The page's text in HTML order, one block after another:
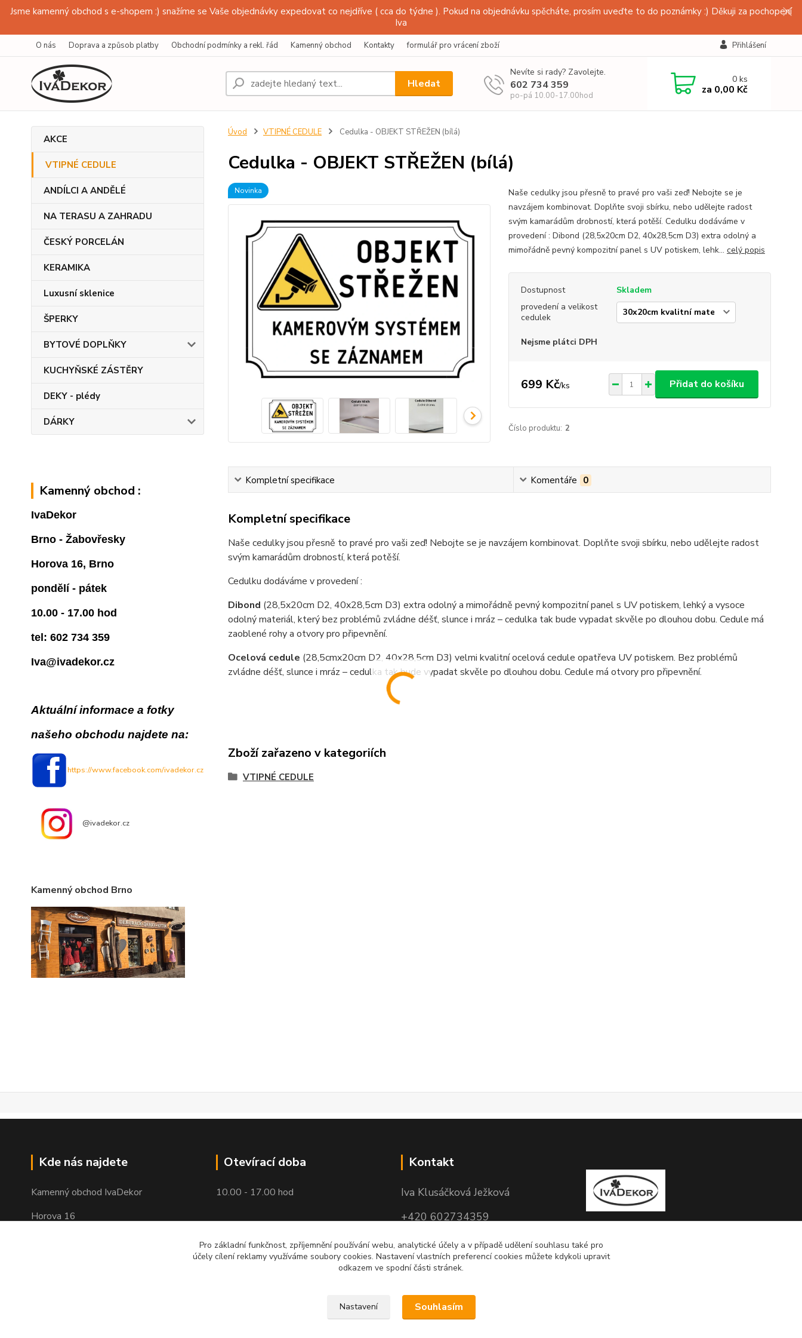
Jsme kamenný obchod s e-shopem :) snažíme se Vaše objednávky expedovat co nejdříve ( cca do týdne ). Pokud na objednávku spěcháte, prosím uveďte to do poznámky :) Děkuji za pochopení
Iva
O nás Doprava a způsob platby Obchodní podmínky a rekl. řád Kamenný obchod Kontakty formulář pro vrácení zboží Přihlášení
Hledat
Nevíte si rady? Zavolejte.
602 734 359
po-pá 10.00-17.00hod
0ks
za 0,00 Kč
AKCE
VTIPNÉ CEDULE
ANDÍLCI A ANDĚLÉ
NA TERASU A ZAHRADU
ČESKÝ PORCELÁN
KERAMIKA
Luxusní sklenice
ŠPERKY
BYTOVÉ DOPLŇKY
KUCHYŇSKÉ ZÁSTĚRY
DEKY - plédy
DÁRKY
Kamenný obchod :
IvaDekor
Brno - Žabovřesky
Horova 16, Brno
pondělí - pátek
10.00 - 17.00 hod
tel: 602 734 359
Iva@ivadekor.cz
Aktuální informace a fotky
našeho obchodu najdete na:
https://www.facebook.com/ivadekor.cz
@ivadekor.cz
Kamenný obchod Brno
Úvod VTIPNÉ CEDULE Cedulka - OBJEKT STŘEŽEN (bílá)
Cedulka - OBJEKT STŘEŽEN (bílá)
Novinka
Naše cedulky jsou přesně to pravé pro vaši zeď! Nebojte se je
navzájem kombinovat. Doplňte svoji sbírku, nebo udělejte radost
svým kamarádům drobností, která potěší. Cedulku dodáváme v
provedení : Dibond (28,5x20cm D2, 40x28,5cm D3) extra odolný a
mimořádně pevný kompozitní panel s UV potiskem, lehk... celý popis
Dostupnost
Skladem
provedení a velikost
cedulek
Nejsme plátci DPH
699 Kč/ks Přidat do košíku
Číslo produktu: 2
Kompletní specifikace Komentáře 0
Kompletní specifikace
Naše cedulky jsou přesně to pravé pro vaši zeď! Nebojte se je navzájem kombinovat. Doplňte svoji sbírku, nebo udělejte radost
svým kamarádům drobností, která potěší.
Cedulku dodáváme v provedení :
Dibond (28,5x20cm D2, 40x28,5cm D3) extra odolný a mimořádně pevný kompozitní panel s UV potiskem, lehký a vysoce
odolný materiál, který bez problémů zvládne déšť, slunce i mráz – cedulka tak bude vypadat skvěle po dlouhou dobu. Cedule má
zaoblené rohy a otvory pro připevnění.
Ocelová cedule (28,5cmx20cm D2, 40x28,5cm D3) velmi kvalitní ocelová cedule opatřeva UV potiskem. Bez problémů
zvládne déšť, slunce i mráz – cedulka tak bude vypadat skvěle po dlouhou dobu. Cedule má otvory pro připevnění.
Zboží zařazeno v kategoriích
VTIPNÉ CEDULE
Kde nás najdete
Kamenný obchod IvaDekor
Horova 16
Otevírací doba
10.00 - 17.00 hod
Kontakt
Iva Klusáčková Ježková
+420 602734359
(po-pá 10.00-17.00hod)
iva@ivadekor.cz
Pro základní funkčnost, zpříjemnění používání webu, analytické účely a v případě udělení souhlasu také pro
účely cílení reklamy využíváme soubory cookies. Nastavení vlastních preferencí cookies můžete kdykoli upravit
odkazem ve spodní části stránek.
Nastavení Souhlasím